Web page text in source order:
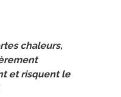
chaleurs,
et risquent le